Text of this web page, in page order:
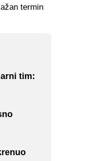
termin
tim: